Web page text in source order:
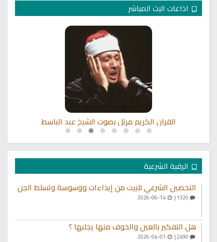
اذاعات البث المباشر
القران الكريم مرتل بصوت الشيخ عبد الباسط
الرقية الشرعية
التحصين الشرعي للبيت من إيذاءات ووسوسة وتسلط الجن
2026-06-14
هل التفكير بالعين والخوف منها يجلبها ؟